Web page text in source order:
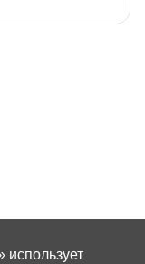
использует